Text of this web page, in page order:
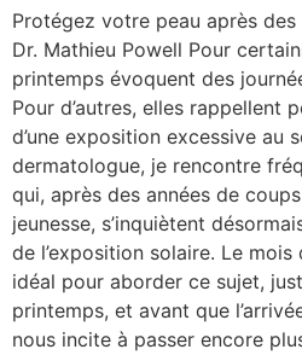
Protégez votre peau après des
Dr. Mathieu Powell Pour
printemps évoquent des
Pour d’autres, elles rappellent
d’une exposition excessive au
dermatologue, je rencontre
qui, après des années de
jeunesse, s’inquiètent
de l’exposition solaire. Le
idéal pour aborder ce sujet,
printemps, et avant que
nous incite à passer encore